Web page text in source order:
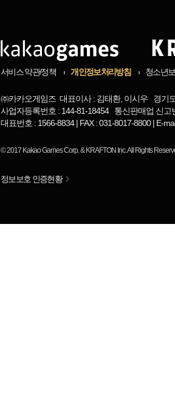
서비스 약관/정책 개인정보처리방침 청소년
㈜카카오게임즈 대표이사 : 김태환, 이시우 경기
사업자등록번호 : 144-81-18454 통신판매업 신고
대표번호 : 1566-8834 | FAX : 031-8017-8800 | E-
© 2017 Kakao Games Corp.& KRAFTON Inc.All Rights
정보보호 인증현황